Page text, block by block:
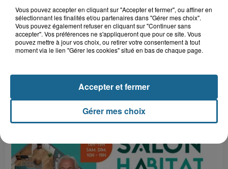
Gagnez vos entrées pour Plopsaland
Vous pouvez accepter en cliquant sur "Accepter et fermer", ou affiner en
sélectionnant les finalités et/ou partenaires dans "Gérer mes choix".
Vous pouvez également refuser en cliquant sur "Continuer sans
accepter". Vos préférences ne s'appliqueront que pour ce site. Vous
pouvez mettre à jour vos choix, ou retirer votre consentement à tout
moment via le lien "Gérer les cookies" situé en bas de chaque page.
Gérer mes choix
Accepter et fermer